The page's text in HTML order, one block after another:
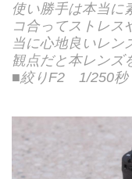
使い勝手は本当に
コ合ってストレス
当に心地良いレ
観点だと本レンズ
■絞りF2 1/250